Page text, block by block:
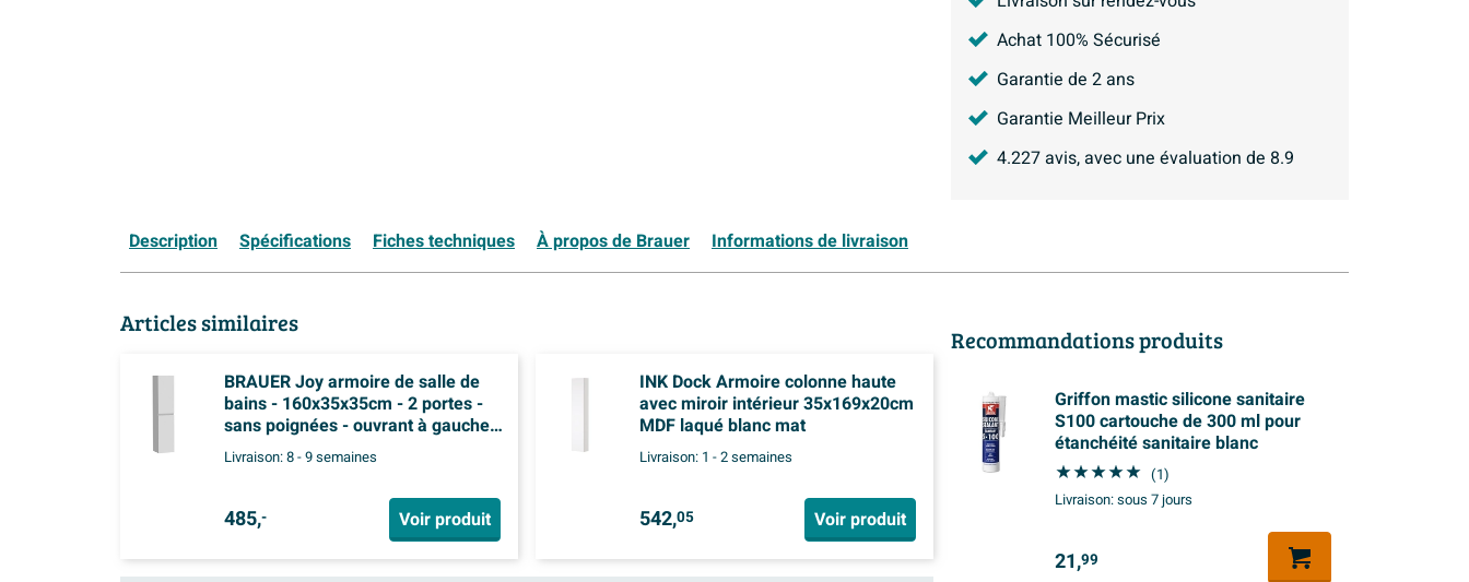
Achat 100% Sécurisé
Garantie de 2 ans
Garantie Meilleur Prix
4.227avis, avec une évaluation de 8.9
Description Spécifications Fiches techniques À propos de Brauer Informations de livraison
Articles similaires
BRAUER Joy armoire de salle de
bains - 160x35x35cm - 2 portes -
sans poignées - ouvrant à gauche
ou à droite - blanc mat
Livraison:8 - 9 semaines
485,- Voir produit
INK Dock Armoire colonne haute
avec miroir intérieur 35x169x20cm
MDF laqué blanc mat
Livraison: 1 - 2 semaines
542,05 Voir produit
Recommandations produits
Griffon mastic silicone sanitaire
S100 cartouche de 300 ml pour
étanchéité sanitaire blanc
(1)
Livraison:sous 7 jours
21,99